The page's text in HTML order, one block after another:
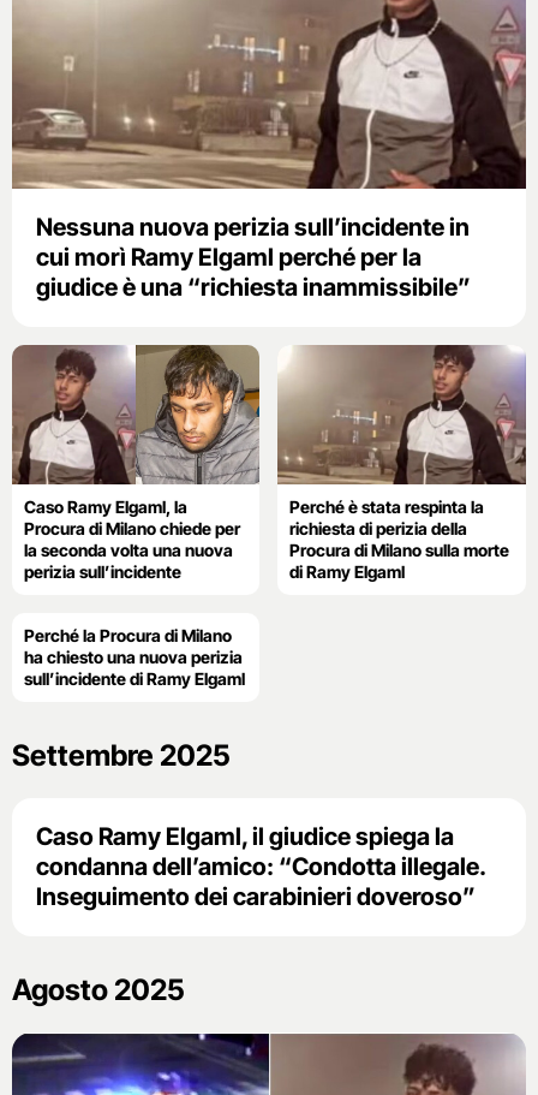
Nessuna nuova perizia sull’incidente in
cui morì Ramy Elgaml perché per la
giudice è una “richiesta inammissibile”
Caso Ramy Elgaml, la
Procura di Milano chiede per
la seconda volta una nuova
perizia sull’incidente
Perché è stata respinta la
richiesta di perizia della
Procura di Milano sulla morte
di Ramy Elgaml
Perché la Procura di Milano
ha chiesto una nuova perizia
sull’incidente di Ramy Elgaml
Settembre 2025
Caso Ramy Elgaml, il giudice spiega la
condanna dell’amico: “Condotta illegale.
Inseguimento dei carabinieri doveroso”
Agosto 2025